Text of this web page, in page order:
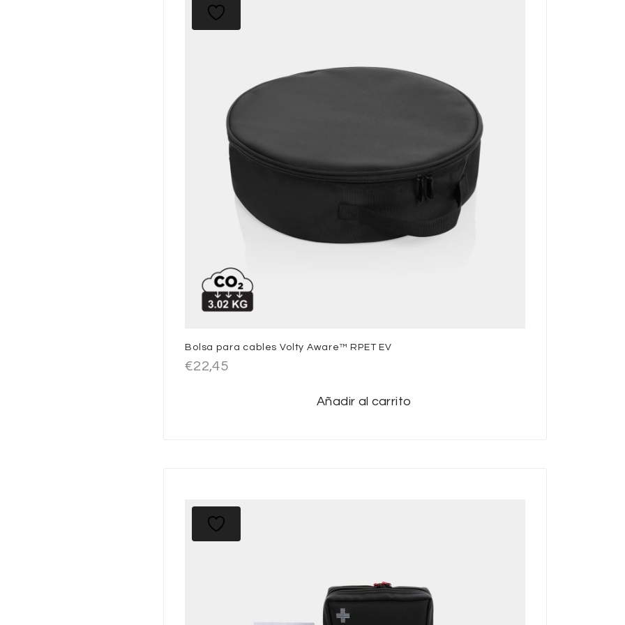
Bolsa para cables Volty Aware™ RPET EV
€22,45
Añadir al carrito